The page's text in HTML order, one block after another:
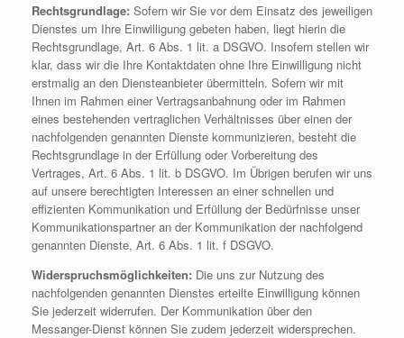
Rechtsgrundlage: Sofern wir Sie vor dem Einsatz des jeweiligen
Dienstes um Ihre Einwilligung gebeten haben, liegt hierin die
Rechtsgrundlage, Art. 6 Abs. 1 lit. a DSGVO. Insofern stellen wir
klar, dass wir die Ihre Kontaktdaten ohne Ihre Einwilligung nicht
erstmalig an den Diensteanbieter übermitteln. Sofern wir mit
Ihnen im Rahmen einer Vertragsanbahnung oder im Rahmen
eines bestehenden vertraglichen Verhältnisses über einen der
nachfolgenden genannten Dienste kommunizieren, besteht die
Rechtsgrundlage in der Erfüllung oder Vorbereitung des
Vertrages, Art. 6 Abs. 1 lit. b DSGVO. Im Übrigen berufen wir uns
auf unsere berechtigten Interessen an einer schnellen und
effizienten Kommunikation und Erfüllung der Bedürfnisse unser
Kommunikationspartner an der Kommunikation der nachfolgend
genannten Dienste, Art. 6 Abs. 1 lit. f DSGVO.
Widerspruchsmöglichkeiten: Die uns zur Nutzung des
nachfolgenden genannten Dienstes erteilte Einwilligung können
Sie jederzeit widerrufen. Der Kommunikation über den
Messanger-Dienst können Sie zudem jederzeit widersprechen.